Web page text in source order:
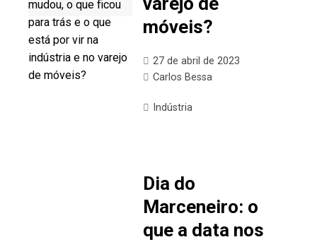
móveis?
27 de abril de 2023
Carlos Bessa
Indústria
Dia do
Marceneiro: o
que a data nos